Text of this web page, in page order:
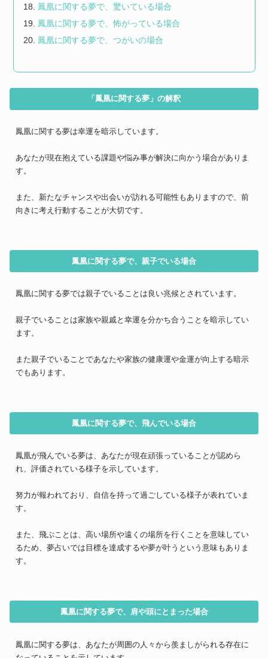
鳳凰に関する夢で、驚いている場合
鳳凰に関する夢で、怖がっている場合
鳳凰に関する夢で、つがいの場合
「鳳凰に関する夢」の解釈
鳳凰に関する夢は幸運を暗示しています。
あなたが現在抱えている課題や悩み事が解決に向かう場合がありま
す。
また、新たなチャンスや出会いが訪れる可能性もありますので、前
向きに考え行動することが大切です。
鳳凰に関する夢で、親子でいる場合
鳳凰に関する夢では親子でいることは良い兆候とされています。
親子でいることは家族や親戚と幸運を分かち合うことを暗示してい
ます。
また親子でいることであなたや家族の健康運や金運が向上する暗示
でもあります。
鳳凰に関する夢で、飛んでいる場合
鳳凰が飛んでいる夢は、あなたが現在頑張っていることが認めら
れ、評価されている様子を示しています。
努力が報われており、自信を持って過ごしている様子が表れていま
す。
また、飛ぶことは、高い場所や遠くの場所を行くことを意味してい
るため、夢占いでは目標を達成するや夢が叶うという意味もありま
す。
鳳凰に関する夢で、肩や頭にとまった場合
鳳凰に関する夢は、あなたが周囲の人々から羨ましがられる存在に